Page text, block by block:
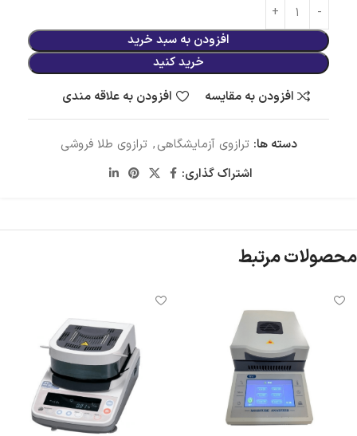
افزودن به سبد خرید
خرید کنید
افزودن به مقایسه
افزودن به علاقه مندی
دسته ها: ترازوی آزمایشگاهی, ترازوی طلا فروشی
اشتراک گذاری:
محصولات مرتبط